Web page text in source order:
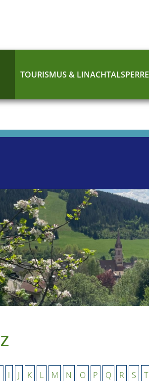
TOURISMUS & LINACHTALSPERRE
I J K L M N O P Q R S T